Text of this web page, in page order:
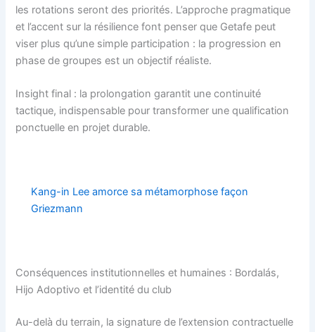
les rotations seront des priorités. L’approche pragmatique
et l’accent sur la résilience font penser que Getafe peut
viser plus qu’une simple participation : la progression en
phase de groupes est un objectif réaliste.
Insight final : la prolongation garantit une continuité
tactique, indispensable pour transformer une qualification
ponctuelle en projet durable.
Kang-in Lee amorce sa métamorphose façon
Griezmann
Conséquences institutionnelles et humaines : Bordalás,
Hijo Adoptivo et l’identité du club
Au-delà du terrain, la signature de l’extension contractuelle